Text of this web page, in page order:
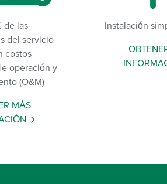
de las
del servicio
costos
operación y
(O&M)
MÁS
Instalación